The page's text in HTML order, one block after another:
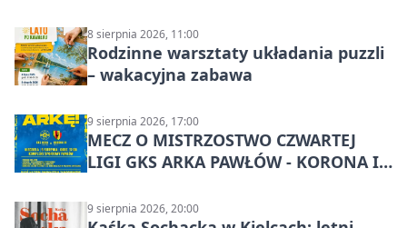
8 sierpnia 2026, 11:00
Rodzinne warsztaty układania puzzli
– wakacyjna zabawa
9 sierpnia 2026, 17:00
MECZ O MISTRZOSTWO CZWARTEJ
LIGI GKS ARKA PAWŁÓW - KORONA III
9 sierpnia 2026, 20:00